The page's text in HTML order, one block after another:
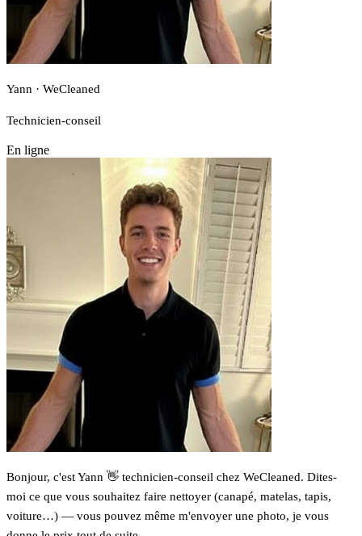
Yann · WeCleaned
Technicien-conseil
En ligne
Bonjour, c'est Yann 👋 technicien-conseil chez WeCleaned. Dites-
moi ce que vous souhaitez faire nettoyer (canapé, matelas, tapis,
voiture…) — vous pouvez même m'envoyer une photo, je vous